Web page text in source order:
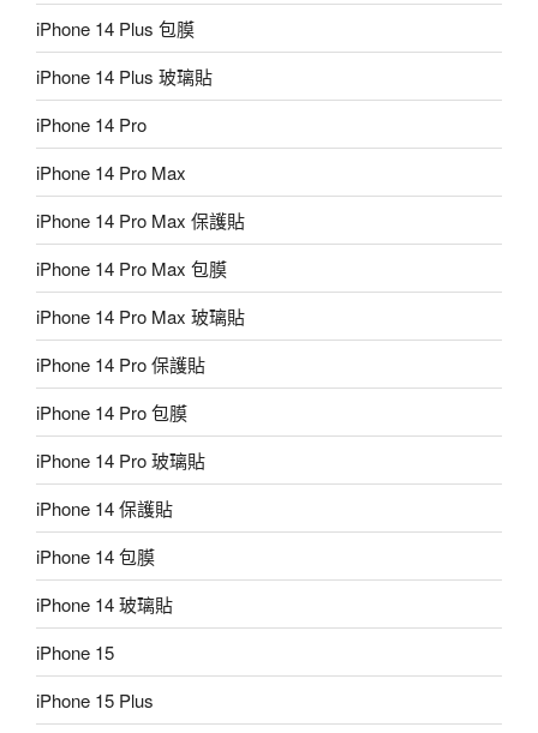
iPhone 14 Plus 包膜
iPhone 14 Plus 玻璃貼
iPhone 14 Pro
iPhone 14 Pro Max
iPhone 14 Pro Max 保護貼
iPhone 14 Pro Max 包膜
iPhone 14 Pro Max 玻璃貼
iPhone 14 Pro 保護貼
iPhone 14 Pro 包膜
iPhone 14 Pro 玻璃貼
iPhone 14 保護貼
iPhone 14 包膜
iPhone 14 玻璃貼
iPhone 15
iPhone 15 Plus